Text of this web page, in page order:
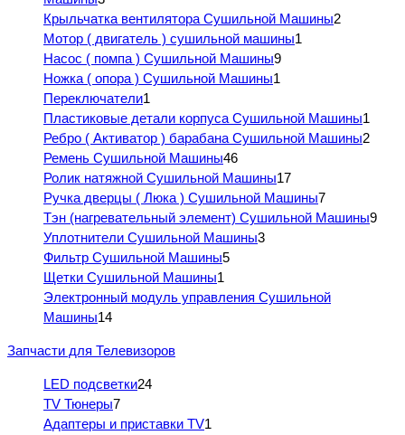
Крыльчатка вентилятора Сушильной Машины2
Мотор ( двигатель ) сушильной машины1
Насос ( помпа ) Сушильной Машины9
Ножка ( опора ) Сушильной Машины1
Переключатели1
Пластиковые детали корпуса Сушильной Машины1
Ребро ( Активатор ) барабана Сушильной Машины2
Ремень Сушильной Машины46
Ролик натяжной Сушильной Машины17
Ручка дверцы ( Люка ) Сушильной Машины7
Тэн (нагревательный элемент) Сушильной Машины9
Уплотнители Сушильной Машины3
Фильтр Сушильной Машины5
Щетки Сушильной Машины1
Электронный модуль управления Сушильной
Машины14
Запчасти для Телевизоров
LED подсветки24
TV Тюнеры7
Адаптеры и приставки TV1